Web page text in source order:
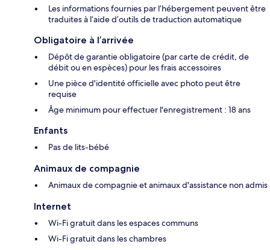
Les informations fournies par l’hébergement peuvent être
traduites à l’aide d’outils de traduction automatique
Obligatoire à l’arrivée
Dépôt de garantie obligatoire (par carte de crédit, de
débit ou en espèces) pour les frais accessoires
Une pièce d'identité officielle avec photo peut être
requise
Âge minimum pour effectuer l'enregistrement : 18 ans
Enfants
Pas de lits-bébé
Animaux de compagnie
Animaux de compagnie et animaux d'assistance non admis
Internet
Wi-Fi gratuit dans les espaces communs
Wi-Fi gratuit dans les chambres